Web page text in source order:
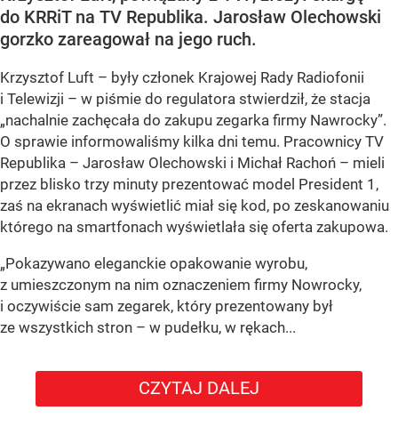
do KRRiT na TV Republika. Jarosław Olechowski
gorzko zareagował na jego ruch.
Krzysztof Luft – były członek Krajowej Rady Radiofonii
i Telewizji – w piśmie do regulatora stwierdził, że stacja
„nachalnie zachęcała do zakupu zegarka firmy Nawrocky”.
O sprawie informowaliśmy kilka dni temu. Pracownicy TV
Republika – Jarosław Olechowski i Michał Rachoń – mieli
przez blisko trzy minuty prezentować model President 1,
zaś na ekranach wyświetlić miał się kod, po zeskanowaniu
którego na smartfonach wyświetlała się oferta zakupowa.
„Pokazywano eleganckie opakowanie wyrobu,
z umieszczonym na nim oznaczeniem firmy Nowrocky,
i oczywiście sam zegarek, który prezentowany był
ze wszystkich stron – w pudełku, w rękach...
CZYTAJ DALEJ